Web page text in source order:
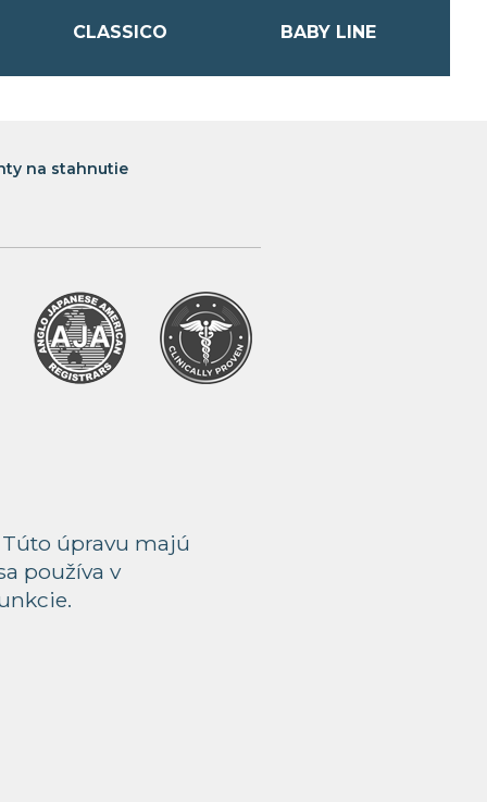
CLASSICO BABY LINE
na stahnutie
úpravu majú
používa v